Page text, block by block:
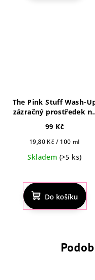
The Pink Stuff Wash-
zázračný prostředek
nádobí ve spreji 500ml
99 Kč
Měrná
19,80 Kč / 100 ml
Skladem (>5 ks)
hodnocení
produktu
je
4,5
hvězdiček.
Do košíku